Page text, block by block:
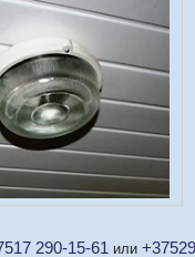
290-15-61 или